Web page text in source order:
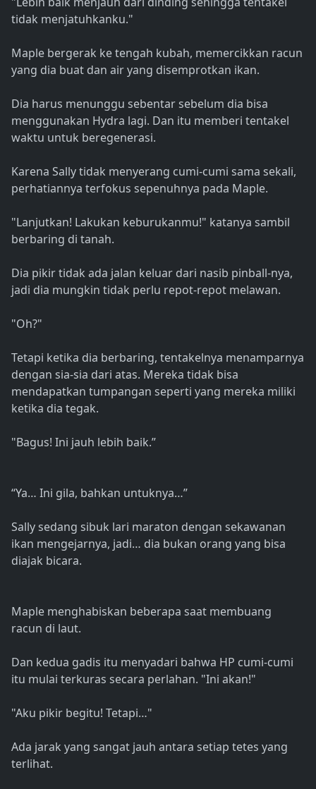
tidak menjatuhkanku."
Maple bergerak ke tengah kubah, memercikkan racun
yang dia buat dan air yang disemprotkan ikan.
Dia harus menunggu sebentar sebelum dia bisa
menggunakan Hydra lagi. Dan itu memberi tentakel
waktu untuk beregenerasi.
Karena Sally tidak menyerang cumi-cumi sama sekali,
perhatiannya terfokus sepenuhnya pada Maple.
"Lanjutkan! Lakukan keburukanmu!" katanya sambil
berbaring di tanah.
Dia pikir tidak ada jalan keluar dari nasib pinball-nya,
jadi dia mungkin tidak perlu repot-repot melawan.
"Oh?"
Tetapi ketika dia berbaring, tentakelnya menamparnya
dengan sia-sia dari atas. Mereka tidak bisa
mendapatkan tumpangan seperti yang mereka miliki
ketika dia tegak.
"Bagus! Ini jauh lebih baik.”
“Ya… Ini gila, bahkan untuknya…”
Sally sedang sibuk lari maraton dengan sekawanan
ikan mengejarnya, jadi… dia bukan orang yang bisa
diajak bicara.
Maple menghabiskan beberapa saat membuang
racun di laut.
Dan kedua gadis itu menyadari bahwa HP cumi-cumi
itu mulai terkuras secara perlahan. "Ini akan!"
"Aku pikir begitu! Tetapi…"
Ada jarak yang sangat jauh antara setiap tetes yang
terlihat.